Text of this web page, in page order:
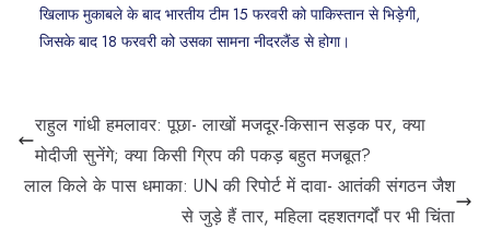
खिलाफ मुकाबले के बाद भारतीय टीम 15 फरवरी को पाकिस्तान से भिड़ेगी,
जिसके बाद 18 फरवरी को उसका सामना नीदरलैंड से होगा।
राहुल गांधी हमलावर: पूछा- लाखों मजदूर-किसान सड़क पर, क्या
मोदीजी सुनेंगे; क्या किसी ग्रिप की पकड़ बहुत मजबूत?
लाल किले के पास धमाका: UN की रिपोर्ट में दावा- आतंकी संगठन जैश
से जुड़े हैं तार, महिला दहशतगर्दों पर भी चिंता